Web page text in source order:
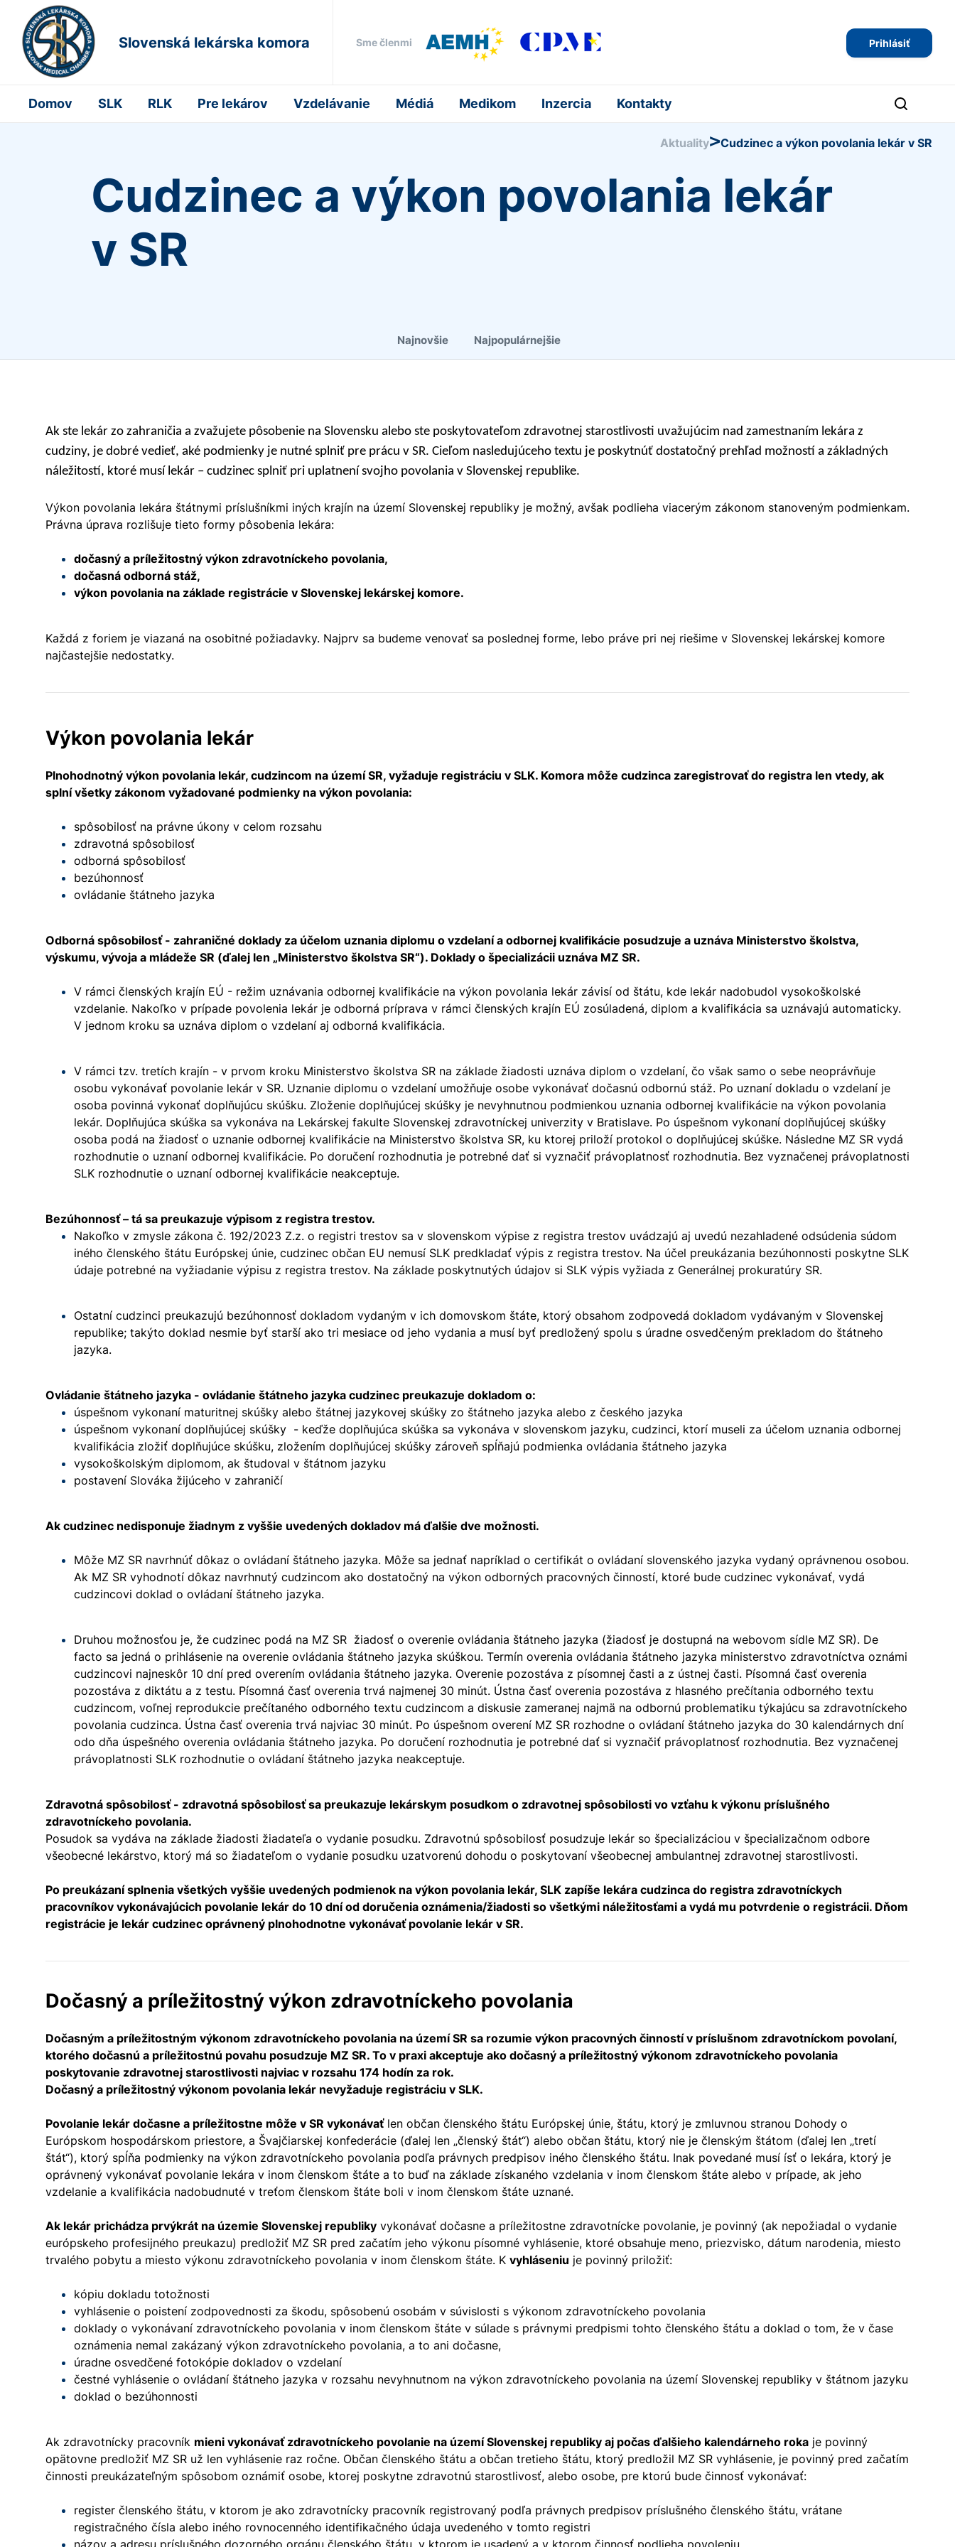
Slovenská lekárska komora Sme členmi Prihlásiť
Domov SLK RLK Pre lekárov Vzdelávanie Médiá Medikom Inzercia Kontakty
Aktuality>Cudzinec a výkon povolania lekár v SR
Cudzinec a výkon povolania lekár
v SR
Najnovšie Najpopulárnejšie
Ak ste lekár zo zahraničia a zvažujete pôsobenie na Slovensku alebo ste poskytovateľom zdravotnej starostlivosti uvažujúcim nad zamestnaním lekára z
cudziny, je dobré vedieť, aké podmienky je nutné splniť pre prácu v SR. Cieľom nasledujúceho textu je poskytnúť dostatočný prehľad možností a základných
náležitostí, ktoré musí lekár – cudzinec splniť pri uplatnení svojho povolania v Slovenskej republike.
Výkon povolania lekára štátnymi príslušníkmi iných krajín na území Slovenskej republiky je možný, avšak podlieha viacerým zákonom stanoveným podmienkam.
Právna úprava rozlišuje tieto formy pôsobenia lekára:
dočasný a príležitostný výkon zdravotníckeho povolania,
dočasná odborná stáž,
výkon povolania na základe registrácie v Slovenskej lekárskej komore.
Každá z foriem je viazaná na osobitné požiadavky. Najprv sa budeme venovať sa poslednej forme, lebo práve pri nej riešime v Slovenskej lekárskej komore
najčastejšie nedostatky.
Výkon povolania lekár
Plnohodnotný výkon povolania lekár, cudzincom na území SR, vyžaduje registráciu v SLK. Komora môže cudzinca zaregistrovať do registra len vtedy, ak
splní všetky zákonom vyžadované podmienky na výkon povolania:
spôsobilosť na právne úkony v celom rozsahu
zdravotná spôsobilosť
odborná spôsobilosť
bezúhonnosť
ovládanie štátneho jazyka
Odborná spôsobilosť - zahraničné doklady za účelom uznania diplomu o vzdelaní a odbornej kvalifikácie posudzuje a uznáva Ministerstvo školstva,
výskumu, vývoja a mládeže SR (ďalej len „Ministerstvo školstva SR“). Doklady o špecializácii uznáva MZ SR.
V rámci členských krajín EÚ - režim uznávania odbornej kvalifikácie na výkon povolania lekár závisí od štátu, kde lekár nadobudol vysokoškolské
vzdelanie. Nakoľko v prípade povolenia lekár je odborná príprava v rámci členských krajín EÚ zosúladená, diplom a kvalifikácia sa uznávajú automaticky.
V jednom kroku sa uznáva diplom o vzdelaní aj odborná kvalifikácia.
V rámci tzv. tretích krajín - v prvom kroku Ministerstvo školstva SR na základe žiadosti uznáva diplom o vzdelaní, čo však samo o sebe neoprávňuje
osobu vykonávať povolanie lekár v SR. Uznanie diplomu o vzdelaní umožňuje osobe vykonávať dočasnú odbornú stáž. Po uznaní dokladu o vzdelaní je
osoba povinná vykonať doplňujúcu skúšku. Zloženie doplňujúcej skúšky je nevyhnutnou podmienkou uznania odbornej kvalifikácie na výkon povolania
lekár. Doplňujúca skúška sa vykonáva na Lekárskej fakulte Slovenskej zdravotníckej univerzity v Bratislave. Po úspešnom vykonaní doplňujúcej skúšky
osoba podá na žiadosť o uznanie odbornej kvalifikácie na Ministerstvo školstva SR, ku ktorej priloží protokol o doplňujúcej skúške. Následne MZ SR vydá
rozhodnutie o uznaní odbornej kvalifikácie. Po doručení rozhodnutia je potrebné dať si vyznačiť právoplatnosť rozhodnutia. Bez vyznačenej právoplatnosti
SLK rozhodnutie o uznaní odbornej kvalifikácie neakceptuje.
Bezúhonnosť – tá sa preukazuje výpisom z registra trestov.
Nakoľko v zmysle zákona č. 192/2023 Z.z. o registri trestov sa v slovenskom výpise z registra trestov uvádzajú aj uvedú nezahladené odsúdenia súdom
iného členského štátu Európskej únie, cudzinec občan EU nemusí SLK predkladať výpis z registra trestov. Na účel preukázania bezúhonnosti poskytne SLK
údaje potrebné na vyžiadanie výpisu z registra trestov. Na základe poskytnutých údajov si SLK výpis vyžiada z Generálnej prokuratúry SR.
Ostatní cudzinci preukazujú bezúhonnosť dokladom vydaným v ich domovskom štáte, ktorý obsahom zodpovedá dokladom vydávaným v Slovenskej
republike; takýto doklad nesmie byť starší ako tri mesiace od jeho vydania a musí byť predložený spolu s úradne osvedčeným prekladom do štátneho
jazyka.
Ovládanie štátneho jazyka - ovládanie štátneho jazyka cudzinec preukazuje dokladom o:
úspešnom vykonaní maturitnej skúšky alebo štátnej jazykovej skúšky zo štátneho jazyka alebo z českého jazyka
úspešnom vykonaní doplňujúcej skúšky - keďže doplňujúca skúška sa vykonáva v slovenskom jazyku, cudzinci, ktorí museli za účelom uznania odbornej
kvalifikácia zložiť doplňujúce skúšku, zložením doplňujúcej skúšky zároveň spĺňajú podmienka ovládania štátneho jazyka
vysokoškolským diplomom, ak študoval v štátnom jazyku
postavení Slováka žijúceho v zahraničí
Ak cudzinec nedisponuje žiadnym z vyššie uvedených dokladov má ďalšie dve možnosti.
Môže MZ SR navrhnúť dôkaz o ovládaní štátneho jazyka. Môže sa jednať napríklad o certifikát o ovládaní slovenského jazyka vydaný oprávnenou osobou.
Ak MZ SR vyhodnotí dôkaz navrhnutý cudzincom ako dostatočný na výkon odborných pracovných činností, ktoré bude cudzinec vykonávať, vydá
cudzincovi doklad o ovládaní štátneho jazyka.
Druhou možnosťou je, že cudzinec podá na MZ SR žiadosť o overenie ovládania štátneho jazyka (žiadosť je dostupná na webovom sídle MZ SR). De
facto sa jedná o prihlásenie na overenie ovládania štátneho jazyka skúškou. Termín overenia ovládania štátneho jazyka ministerstvo zdravotníctva oznámi
cudzincovi najneskôr 10 dní pred overením ovládania štátneho jazyka. Overenie pozostáva z písomnej časti a z ústnej časti. Písomná časť overenia
pozostáva z diktátu a z testu. Písomná časť overenia trvá najmenej 30 minút. Ústna časť overenia pozostáva z hlasného prečítania odborného textu
cudzincom, voľnej reprodukcie prečítaného odborného textu cudzincom a diskusie zameranej najmä na odbornú problematiku týkajúcu sa zdravotníckeho
povolania cudzinca. Ústna časť overenia trvá najviac 30 minút. Po úspešnom overení MZ SR rozhodne o ovládaní štátneho jazyka do 30 kalendárnych dní
odo dňa úspešného overenia ovládania štátneho jazyka. Po doručení rozhodnutia je potrebné dať si vyznačiť právoplatnosť rozhodnutia. Bez vyznačenej
právoplatnosti SLK rozhodnutie o ovládaní štátneho jazyka neakceptuje.
Zdravotná spôsobilosť - zdravotná spôsobilosť sa preukazuje lekárskym posudkom o zdravotnej spôsobilosti vo vzťahu k výkonu príslušného
zdravotníckeho povolania.
Posudok sa vydáva na základe žiadosti žiadateľa o vydanie posudku. Zdravotnú spôsobilosť posudzuje lekár so špecializáciou v špecializačnom odbore
všeobecné lekárstvo, ktorý má so žiadateľom o vydanie posudku uzatvorenú dohodu o poskytovaní všeobecnej ambulantnej zdravotnej starostlivosti.
Po preukázaní splnenia všetkých vyššie uvedených podmienok na výkon povolania lekár, SLK zapíše lekára cudzinca do registra zdravotníckych
pracovníkov vykonávajúcich povolanie lekár do 10 dní od doručenia oznámenia/žiadosti so všetkými náležitosťami a vydá mu potvrdenie o registrácii. Dňom
registrácie je lekár cudzinec oprávnený plnohodnotne vykonávať povolanie lekár v SR.
Dočasný a príležitostný výkon zdravotníckeho povolania
Dočasným a príležitostným výkonom zdravotníckeho povolania na území SR sa rozumie výkon pracovných činností v príslušnom zdravotníckom povolaní,
ktorého dočasnú a príležitostnú povahu posudzuje MZ SR. To v praxi akceptuje ako dočasný a príležitostný výkonom zdravotníckeho povolania
poskytovanie zdravotnej starostlivosti najviac v rozsahu 174 hodín za rok.
Dočasný a príležitostný výkonom povolania lekár nevyžaduje registráciu v SLK.
Povolanie lekár dočasne a príležitostne môže v SR vykonávaťlen občan členského štátu Európskej únie, štátu, ktorý je zmluvnou stranou Dohody o
Európskom hospodárskom priestore, a Švajčiarskej konfederácie (ďalej len „členský štát“) alebo občan štátu, ktorý nie je členským štátom (ďalej len „tretí
štát“), ktorý spĺňa podmienky na výkon zdravotníckeho povolania podľa právnych predpisov iného členského štátu. Inak povedané musí ísť o lekára, ktorý je
oprávnený vykonávať povolanie lekára v inom členskom štáte a to buď na základe získaného vzdelania v inom členskom štáte alebo v prípade, ak jeho
vzdelanie a kvalifikácia nadobudnuté v treťom členskom štáte boli v inom členskom štáte uznané.
Ak lekár prichádza prvýkrát na územie Slovenskej republiky vykonávať dočasne a príležitostne zdravotnícke povolanie, je povinný (ak nepožiadal o vydanie
európskeho profesijného preukazu) predložiť MZ SR pred začatím jeho výkonu písomné vyhlásenie, ktoré obsahuje meno, priezvisko, dátum narodenia, miesto
trvalého pobytu a miesto výkonu zdravotníckeho povolania v inom členskom štáte. K vyhláseniu je povinný priložiť:
kópiu dokladu totožnosti
vyhlásenie o poistení zodpovednosti za škodu, spôsobenú osobám v súvislosti s výkonom zdravotníckeho povolania
doklady o vykonávaní zdravotníckeho povolania v inom členskom štáte v súlade s právnymi predpismi tohto členského štátu a doklad o tom, že v čase
oznámenia nemal zakázaný výkon zdravotníckeho povolania, a to ani dočasne,
úradne osvedčené fotokópie dokladov o vzdelaní
čestné vyhlásenie o ovládaní štátneho jazyka v rozsahu nevyhnutnom na výkon zdravotníckeho povolania na území Slovenskej republiky v štátnom jazyku
doklad o bezúhonnosti
Ak zdravotnícky pracovník mieni vykonávať zdravotníckeho povolanie na území Slovenskej republiky aj počas ďalšieho kalendárneho roka je povinný
opätovne predložiť MZ SR už len vyhlásenie raz ročne. Občan členského štátu a občan tretieho štátu, ktorý predložil MZ SR vyhlásenie, je povinný pred začatím
činnosti preukázateľným spôsobom oznámiť osobe, ktorej poskytne zdravotnú starostlivosť, alebo osobe, pre ktorú bude činnosť vykonávať:
register členského štátu, v ktorom je ako zdravotnícky pracovník registrovaný podľa právnych predpisov príslušného členského štátu, vrátane
registračného čísla alebo iného rovnocenného identifikačného údaja uvedeného v tomto registri
názov a adresu príslušného dozorného orgánu členského štátu, v ktorom je usadený a v ktorom činnosť podlieha povoleniu